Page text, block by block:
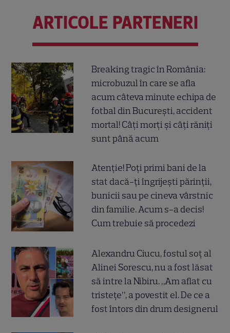
ARTICOLE PARTENERI
Breaking tragic în România:
microbuzul în care se afla
acum câteva minute echipa de
fotbal din București, accident
mortal! Câți morți și câți răniți
sunt până acum
Atenție! Poți primi bani de la
stat dacă-ți îngrijești părinții,
bunicii sau pe cineva vârstnic
din familie. Acum s-a decis!
Cum trebuie să procedezi
Alexandru Ciucu, fostul soț al
Alinei Sorescu, nu a fost lăsat
să intre la Nibiru. „Am aflat cu
tristețe”, a povestit el. De ce a
fost întors din drum designerul